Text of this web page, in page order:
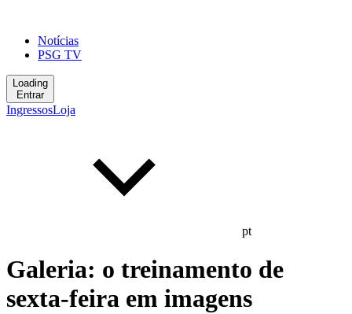
Notícias
PSG TV
Loading
Entrar
IngressosLoja
pt
Galeria: o treinamento de
sexta-feira em imagens